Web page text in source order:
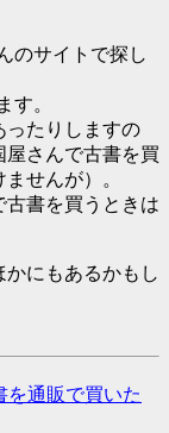
のサイトで探し
す。
ったりしますの
屋さんで古書を買
せんが）。
書を買うときは
にもあるかもし
を通販で買いた